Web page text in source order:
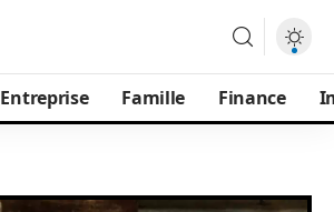
Entreprise Famille Finance